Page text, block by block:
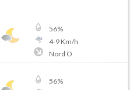
56%
4-9Km/h
Nord O
56%